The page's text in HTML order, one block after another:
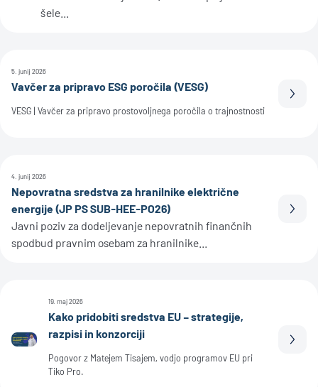
šele...
5. junij 2026
Vavčer za pripravo ESG poročila (VESG)
VESG | Vavčer za pripravo prostovoljnega poročila o trajnostnosti
4. junij 2026
Nepovratna sredstva za hranilnike električne
energije (JP PS SUB-HEE-PO26)
Javni poziv za dodeljevanje nepovratnih finančnih
spodbud pravnim osebam za hranilnike...
19. maj 2026
Kako pridobiti sredstva EU – strategije,
razpisi in konzorciji
Pogovor z Matejem Tisajem, vodjo programov EU pri
Tiko Pro.